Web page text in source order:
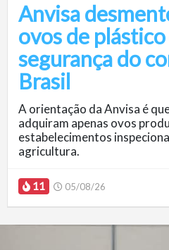
Anvisa
ovos de
segurança do
Brasil
A orientação da Anvisa é
adquiram apenas ovos
estabelecimentos
agricultura.
11 05/08/26